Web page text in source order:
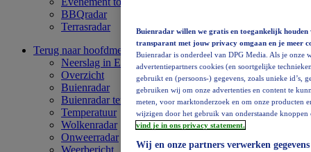
BBQradar
Terrasradar
Terug naar hoofdmenu
Europa
Neerslag in Europa
Overzicht
Buienradar
Buienradar terugkijken
Temperatuur
Wolkenradar
Onweerradar
Weerbericht
Buienradar willen we gratis en toegankelijk
transparant met jouw privacy omgaan en je meer
Buienradar is onderdeel van DPG Media. Als je
advertentiepartners cookies (en soortgelijke
gebruikt en (persoons-) gegevens, zoals unieke id’s,
gebruiken wij om onze advertenties en content te
meten, voor marktonderzoek en om onze producten
wijzigen door het gebruik van onderstaande
vind je in ons privacy statement.
Wij en onze partners verwerken